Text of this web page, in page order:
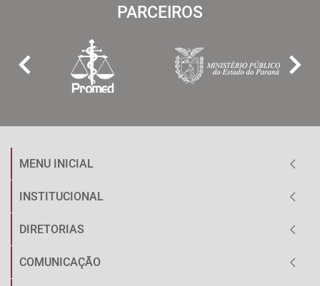
PARCEIROS
MENU INICIAL
INSTITUCIONAL
DIRETORIAS
COMUNICAÇÃO